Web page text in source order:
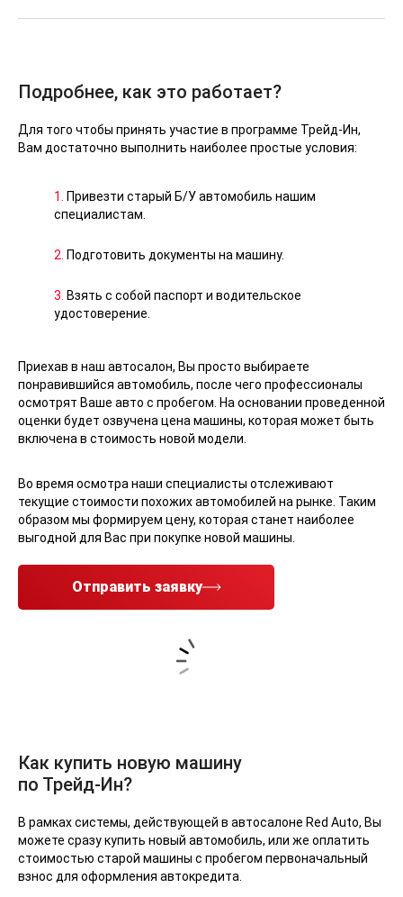
Подробнее, как это работает?
Для того чтобы принять участие в программе Трейд-Ин,
Вам достаточно выполнить наиболее простые условия:
1.
Привезти старый Б/У автомобиль нашим
специалистам.
2. Подготовить документы на машину.
3. Взять с собой паспорт и водительское
удостоверение.
Приехав в наш автосалон, Вы просто выбираете
понравившийся автомобиль, после чего профессионалы
осмотрят Ваше авто с пробегом. На основании проведенной
оценки будет озвучена цена машины, которая может быть
включена в стоимость новой модели.
Во время осмотра наши специалисты отслеживают
текущие стоимости похожих автомобилей на рынке. Таким
образом мы формируем цену, которая станет наиболее
выгодной для Вас при покупке новой машины.
Отправить заявку
Как купить новую машину
по Трейд-Ин?
В рамках системы, действующей в автосалоне Red Auto, Вы
можете сразу купить новый автомобиль, или же оплатить
стоимостью старой машины с пробегом первоначальный
взнос для оформления автокредита.